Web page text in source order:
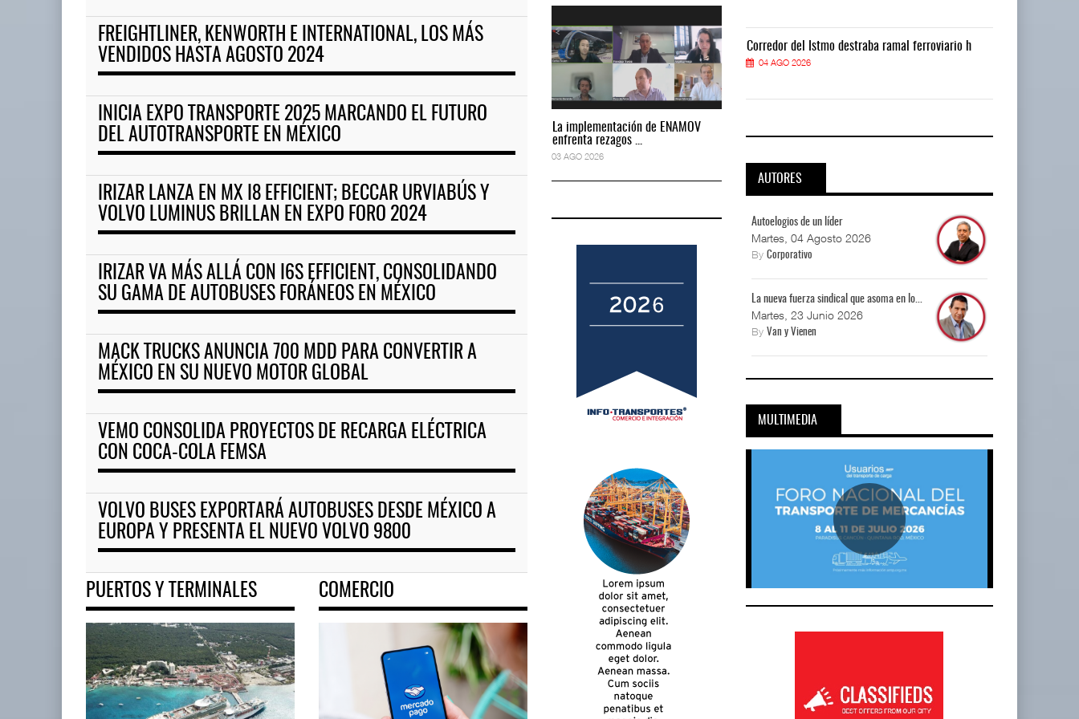
FREIGHTLINER, KENWORTH E INTERNATIONAL, LOS MÁS
VENDIDOS HASTA AGOSTO 2024
INICIA EXPO TRANSPORTE 2025 MARCANDO EL FUTURO
DEL AUTOTRANSPORTE EN MÉXICO
IRIZAR LANZA EN MX I8 EFFICIENT; BECCAR URVIABÚS Y
VOLVO LUMINUS BRILLAN EN EXPO FORO 2024
IRIZAR VA MÁS ALLÁ CON I6S EFFICIENT, CONSOLIDANDO
SU GAMA DE AUTOBUSES FORÁNEOS EN MÉXICO
MACK TRUCKS ANUNCIA 700 MDD PARA CONVERTIR A
MÉXICO EN SU NUEVO MOTOR GLOBAL
VEMO CONSOLIDA PROYECTOS DE RECARGA ELÉCTRICA
CON COCA-COLA FEMSA
VOLVO BUSES EXPORTARÁ AUTOBUSES DESDE MÉXICO A
EUROPA Y PRESENTA EL NUEVO VOLVO 9800
PUERTOS Y TERMINALES COMERCIO
La implementación de ENAMOV
enfrenta rezagos ...
03 AGO 2026 03 AGO 2026
La implementación de ENAMOV
enfrenta rezagos ...
03 AGO 2026
enfrenta rezagos ...
enfrenta rezagos ...
Corredor del Istmo destraba ramal ferroviario h
04 AGO 2026
Corredor del Istmo destraba ramal ferroviario h Corredor del Istmo destraba ramal ferroviario h
04 AGO 2026
AUTORES
Autoelogios de un líder
Martes, 04 Agosto 2026
By Corporativo
La nueva fuerza sindical que asoma en lo...
Martes, 23 Junio 2026
By Van y Vienen
MULTIMEDIA